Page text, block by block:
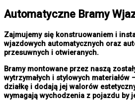
Automatyczne Bramy
Zajmujemy się konstruowaniem i
wjazdowych automatycznych oraz
przesuwnych i otwieranych.
Bramy montowane przez naszą
wytrzymałych i stylowych materiałów
działkę i dodają jej walorów
wymagają wychodzenia z pojazdu by